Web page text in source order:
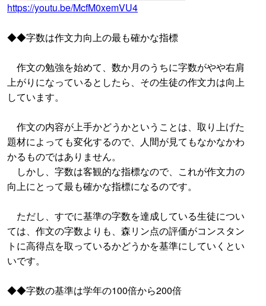
https://youtu.be/McfM0xemVU4
◆◆字数は作文力向上の最も確かな指標
作文の勉強を始めて、数か月のうちに字数がやや右肩
上がりになっているとしたら、その生徒の作文力は向上
しています。
作文の内容が上手かどうかということは、取り上げた
題材によっても変化するので、人間が見てもなかなかわ
かるものではありません。
しかし、字数は客観的な指標なので、これが作文力の
向上にとって最も確かな指標になるのです。
ただし、すでに基準の字数を達成している生徒につい
ては、作文の字数よりも、森リン点の評価がコンスタン
トに高得点を取っているかどうかを基準にしていくとい
いです。
◆◆字数の基準は学年の100倍から200倍